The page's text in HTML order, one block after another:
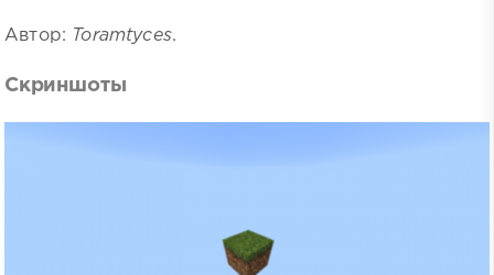
Автор: Toramtyces.
Скриншоты